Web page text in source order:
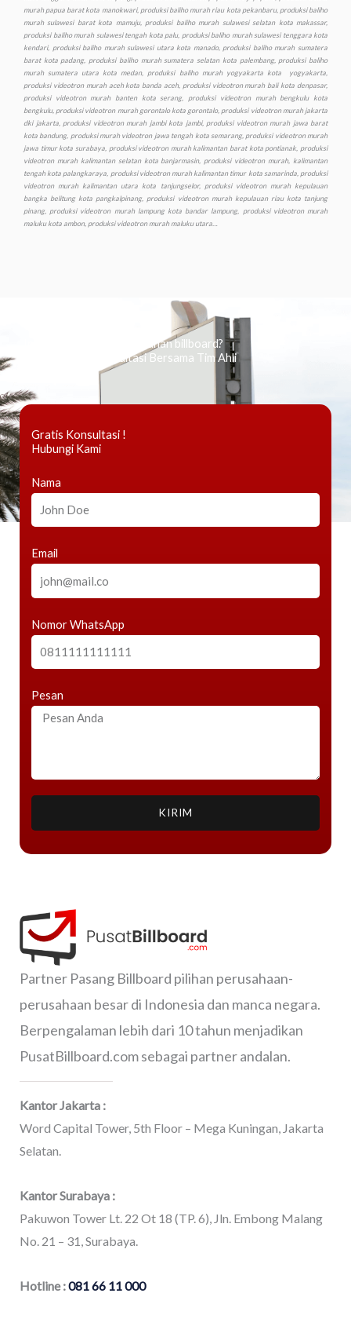
Ingin tahu tentang periklanan billboard?
Kami Berikan Konsultasi Bersama Tim Ahli
Gratis Konsultasi !
Hubungi Kami
Nama
Email
Nomor WhatsApp
Pesan
KIRIM
Partner Pasang Billboard pilihan perusahaan-
perusahaan besar di Indonesia dan manca negara.
Berpengalaman lebih dari 10 tahun menjadikan
PusatBillboard.com sebagai partner andalan.
Kantor Jakarta :
Word Capital Tower, 5th Floor – Mega Kuningan, Jakarta
Selatan.
Kantor Surabaya :
Pakuwon Tower Lt. 22 Ot 18 (TP. 6), Jln. Embong Malang
No. 21 – 31, Surabaya.
Hotline :081 66 11 000